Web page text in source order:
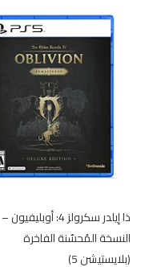
الرغباتالمقارنة
ذا إيلدر سكرولز 4: أوبليفيون –
النسخة المُحسّنة الفاخرة
(بلايستيشن 5)